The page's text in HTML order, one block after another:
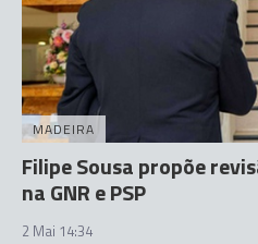
MADEIRA
Filipe Sousa propõe
na GNR e PSP
2 Mai 14:34